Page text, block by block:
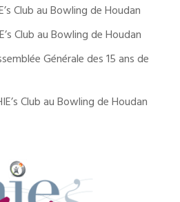
Club au Bowling de Houdan
Club au Bowling de Houdan
Générale des 15 ans de
Club au Bowling de Houdan